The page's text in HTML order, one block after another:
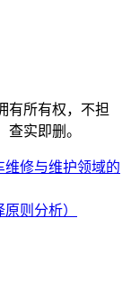
有所有权，不担
实即删。
修与维护领域的
则分析）